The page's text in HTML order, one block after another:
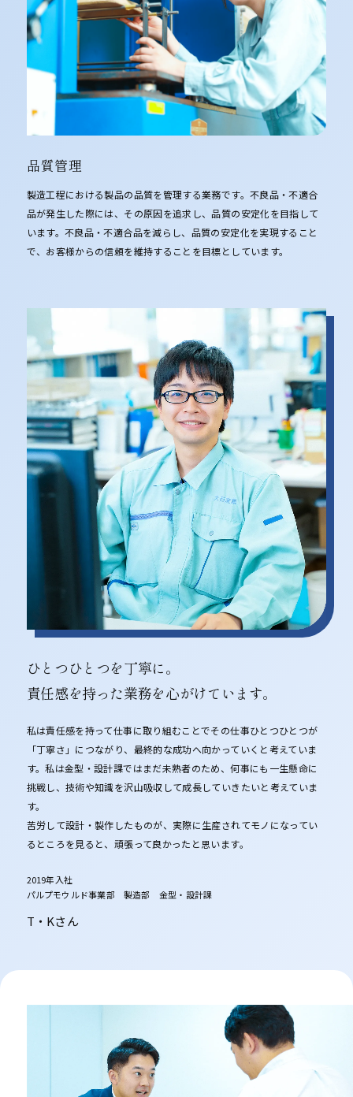
品質管理
製造工程における製品の品質を管理する業務です。不良品・不適合
品が発生した際には、その原因を追求し、品質の安定化を目指して
います。不良品・不適合品を減らし、品質の安定化を実現すること
で、お客様からの信頼を維持することを目標としています。
ひとつひとつを丁寧に。
責任感を持った業務を心がけています。
私は責任感を持って仕事に取り組むことでその仕事ひとつひとつが
「丁寧さ」につながり、最終的な成功へ向かっていくと考えていま
す。私は金型・設計課ではまだ未熟者のため、何事にも一生懸命に
挑戦し、技術や知識を沢山吸収して成長していきたいと考えていま
す。
苦労して設計・製作したものが、実際に生産されてモノになってい
るところを見ると、頑張って良かったと思います。
2019年入社
パルプモウルド事業部 製造部 金型・設計課
T・Kさん